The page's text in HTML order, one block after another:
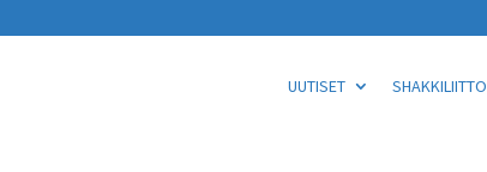
UUTISET SHAKKILIITTO